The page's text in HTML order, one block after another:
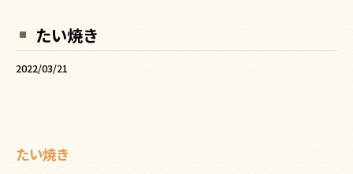
たい焼き
2022/03/21
たい焼き